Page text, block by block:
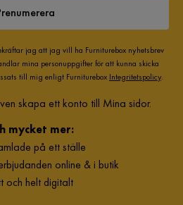
jag att jag vill ha Furniturebox nyhetsbrev
mina personuppgifter för att kunna skicka
till mig enligt Furniturebox Integritetspolicy.
skapa ett konto till Mina sidor.
mycket mer:
på ett ställe
online & i butik
och helt digitalt